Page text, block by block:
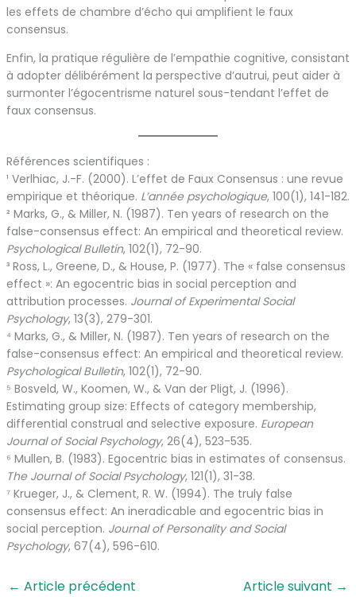
les effets de chambre d’écho qui amplifient le faux
consensus.
Enfin, la pratique régulière de l’empathie cognitive, consistant
à adopter délibérément la perspective d’autrui, peut aider à
surmonter l’égocentrisme naturel sous-tendant l’effet de
faux consensus.
Références scientifiques :
¹ Verlhiac, J.-F. (2000). L’effet de Faux Consensus : une revue
empirique et théorique. L’année psychologique, 100(1), 141-182.
² Marks, G., & Miller, N. (1987). Ten years of research on the
false-consensus effect: An empirical and theoretical review.
Psychological Bulletin, 102(1), 72-90.
³ Ross, L., Greene, D., & House, P. (1977). The « false consensus
effect »: An egocentric bias in social perception and
attribution processes. Journal of Experimental Social
Psychology, 13(3), 279-301.
⁴ Marks, G., & Miller, N. (1987). Ten years of research on the
false-consensus effect: An empirical and theoretical review.
Psychological Bulletin, 102(1), 72-90.
⁵ Bosveld, W., Koomen, W., & Van der Pligt, J. (1996).
Estimating group size: Effects of category membership,
differential construal and selective exposure. European
Journal of Social Psychology, 26(4), 523-535.
⁶ Mullen, B. (1983). Egocentric bias in estimates of consensus.
The Journal of Social Psychology, 121(1), 31-38.
⁷ Krueger, J., & Clement, R. W. (1994). The truly false
consensus effect: An ineradicable and egocentric bias in
social perception. Journal of Personality and Social
Psychology, 67(4), 596-610.
← Article précédent Article suivant →